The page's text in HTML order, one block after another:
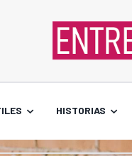
HISTORIAS